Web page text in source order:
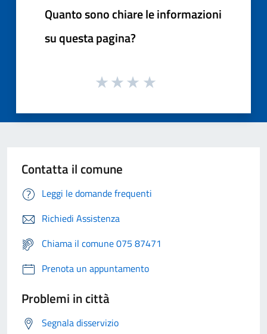
Quanto sono chiare le informazioni
su questa pagina?
Contatta il comune
Leggi le domande frequenti
Richiedi Assistenza
Chiama il comune 075 87471
Prenota un appuntamento
Problemi in città
Segnala disservizio